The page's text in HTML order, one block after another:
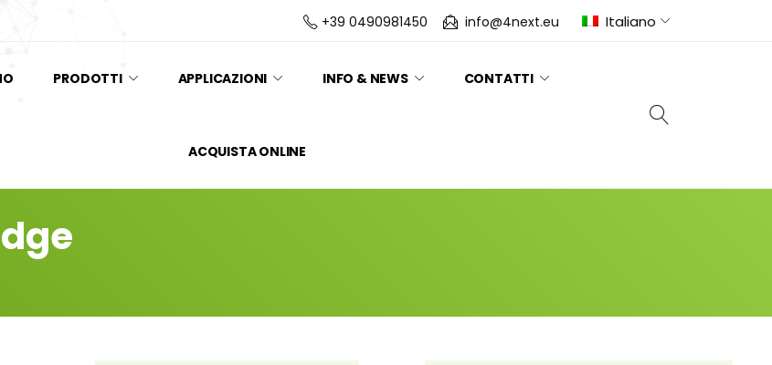
+39 0490981450 info@4next.eu Italiano
PRODOTTI APPLICAZIONI INFO & NEWS CONTATTI
ACQUISTA ONLINE